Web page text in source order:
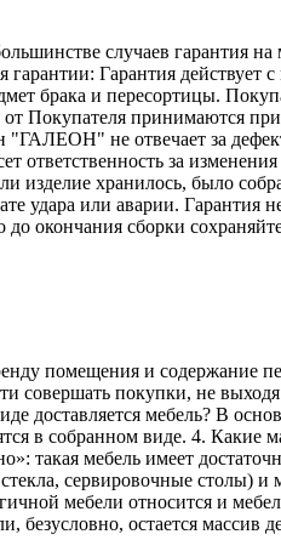
случаев гарантия на
Гарантия действует
брака и пересортицы.
Покупателя принимаются
"ГАЛЕОН" не отвечает за
ответственность за
изделие хранилось, было
удара или аварии. Гарантия
окончания сборки
помещения и содержание
совершать покупки, не
доставляется мебель? В
в собранном виде. 4. Какие
такая мебель имеет
сервировочные столы) и
мебели относится и
безусловно, остается массив